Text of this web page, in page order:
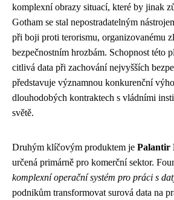
komplexní obrazy situací, které by jinak
Gotham se stal nepostradatelným
při boji proti terorismu, organizovanému
bezpečnostním hrozbám. Schopnost této
citlivá data při zachování nejvyšších
představuje významnou konkurenční
dlouhodobých kontraktech s vládními
světě.
Druhým klíčovým produktem je Palantir
určená primárně pro komerční sektor.
komplexní operační systém pro práci s
podnikům transformovat surová data na